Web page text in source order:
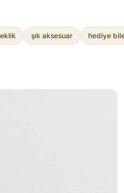
şık aksesuar hediye